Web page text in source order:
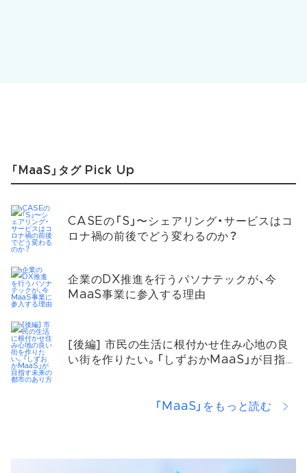
「MaaS」タグ Pick Up
CASEの「S」〜シェアリング・サービスはコ
ロナ禍の前後でどう変わるのか？
企業のDX推進を行うパソナテックが、今
MaaS事業に参入する理由
[後編] 市民の生活に根付かせ住み心地の良
い街を作りたい。「しずおかMaaS」が目指
「MaaS」をもっと読む